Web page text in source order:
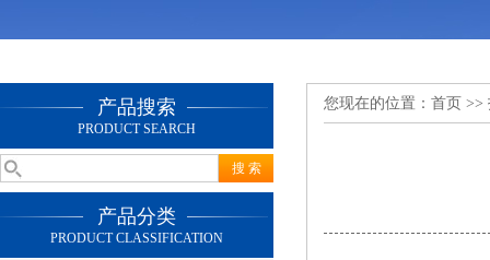
产品搜索
PRODUCT SEARCH
产品分类
PRODUCT CLASSIFICATION
您现在的位置： 首页 >>